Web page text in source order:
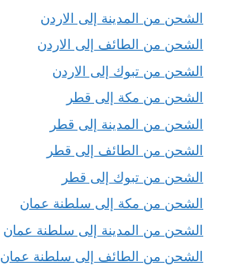
الشحن من المدينة إلى الاردن
الشحن من الطائف إلى الاردن
الشحن من تبوك إلى الاردن
الشحن من مكة إلى قطر
الشحن من المدينة إلى قطر
الشحن من الطائف إلى قطر
الشحن من تبوك إلى قطر
الشحن من مكة إلى سلطنة عمان
الشحن من المدينة إلى سلطنة عمان
الشحن من الطائف إلى سلطنة عمان